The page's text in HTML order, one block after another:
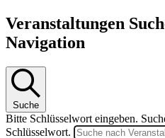
Veranstaltungen
Navigation
Suche
Bitte Schlüsselwort eingeben.
Schlüsselwort.